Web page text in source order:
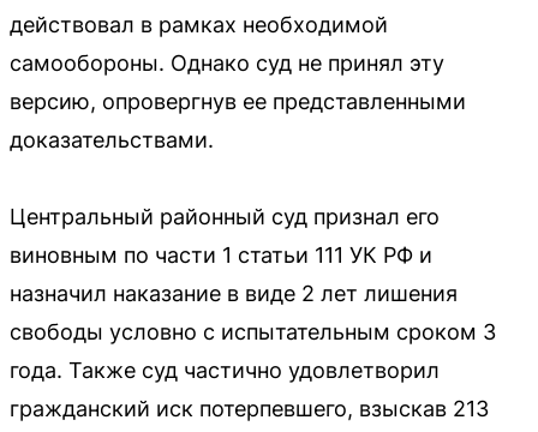
действовал в рамках необходимой
самообороны. Однако суд не принял эту
версию, опровергнув ее представленными
доказательствами.
Центральный районный суд признал его
виновным по части 1 статьи 111 УК РФ и
назначил наказание в виде 2 лет лишения
свободы условно с испытательным сроком 3
года. Также суд частично удовлетворил
гражданский иск потерпевшего, взыскав 213